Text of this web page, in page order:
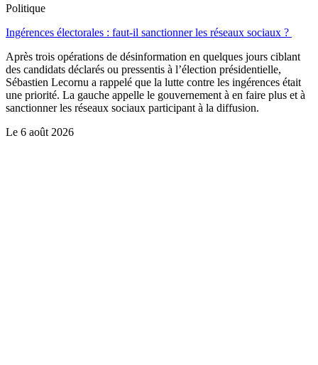
Politique
Ingérences électorales : faut-il sanctionner les réseaux sociaux ?
Après trois opérations de désinformation en quelques jours ciblant
des candidats déclarés ou pressentis à l’élection présidentielle,
Sébastien Lecornu a rappelé que la lutte contre les ingérences était
une priorité. La gauche appelle le gouvernement à en faire plus et à
sanctionner les réseaux sociaux participant à la diffusion.
Le 6 août 2026